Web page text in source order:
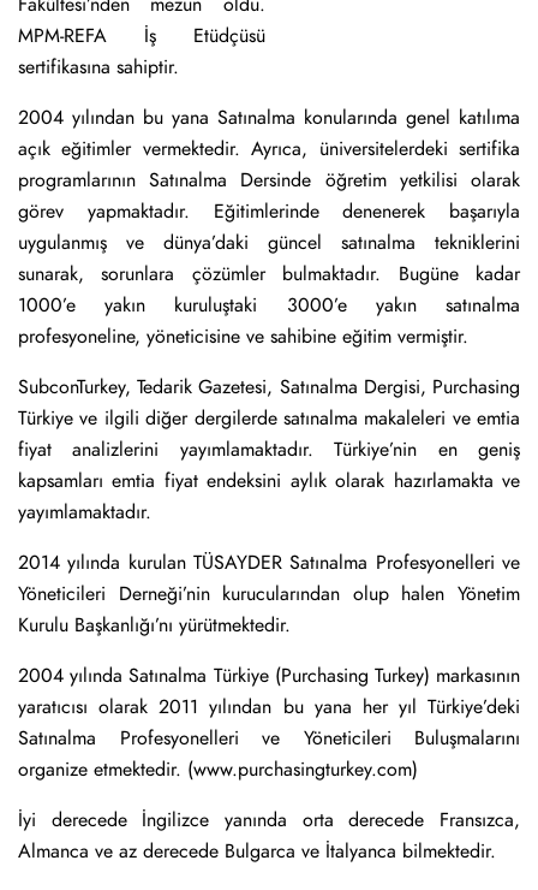
MPM-REFA İş Etüdçüsü
sertifikasına sahiptir.
2004 yılından bu yana Satınalma konularında genel katılıma
açık eğitimler vermektedir. Ayrıca, üniversitelerdeki sertifika
programlarının Satınalma Dersinde öğretim yetkilisi olarak
görev yapmaktadır. Eğitimlerinde denenerek başarıyla
uygulanmış ve dünya’daki güncel satınalma tekniklerini
sunarak, sorunlara çözümler bulmaktadır. Bugüne kadar
1000’e yakın kuruluştaki 3000’e yakın satınalma
profesyoneline, yöneticisine ve sahibine eğitim vermiştir.
SubconTurkey, Tedarik Gazetesi, Satınalma Dergisi, Purchasing
Türkiye ve ilgili diğer dergilerde satınalma makaleleri ve emtia
fiyat analizlerini yayımlamaktadır. Türkiye’nin en geniş
kapsamları emtia fiyat endeksini aylık olarak hazırlamakta ve
yayımlamaktadır.
2014 yılında kurulan TÜSAYDER Satınalma Profesyonelleri ve
Yöneticileri Derneği’nin kurucularından olup halen Yönetim
Kurulu Başkanlığı’nı yürütmektedir.
2004 yılında Satınalma Türkiye (Purchasing Turkey) markasının
yaratıcısı olarak 2011 yılından bu yana her yıl Türkiye’deki
Satınalma Profesyonelleri ve Yöneticileri Buluşmalarını
organize etmektedir. (www.purchasingturkey.com)
İyi derecede İngilizce yanında orta derecede Fransızca,
Almanca ve az derecede Bulgarca ve İtalyanca bilmektedir.